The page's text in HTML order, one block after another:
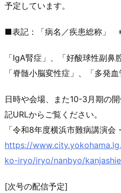
予定しています。
■表記：「病名／疾患総称」
「IgA腎症」、「好酸球性副鼻
「脊髄小脳変性症」、「多発血
日時や会場、また10-3月期の
記URLからご覧ください。
「令和8年度横浜市難病講演会
https://
ko-iryo/iryo/nanbyo/
[次号の配信予定]